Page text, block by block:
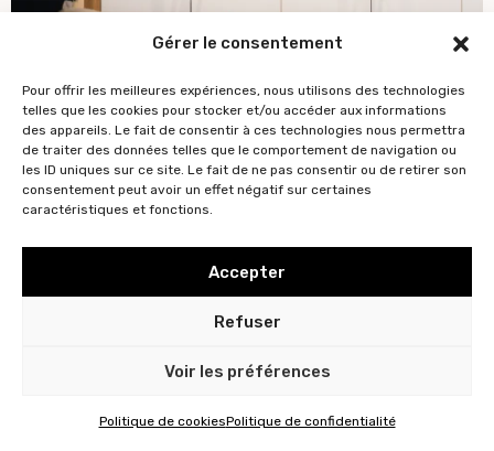
Gérer le consentement
Pour offrir les meilleures expériences, nous utilisons des technologies
telles que les cookies pour stocker et/ou accéder aux informations
des appareils. Le fait de consentir à ces technologies nous permettra
de traiter des données telles que le comportement de navigation ou
les ID uniques sur ce site. Le fait de ne pas consentir ou de retirer son
consentement peut avoir un effet négatif sur certaines
caractéristiques et fonctions.
Accepter
Refuser
Voir les préférences
Politique de cookiesPolitique de confidentialité